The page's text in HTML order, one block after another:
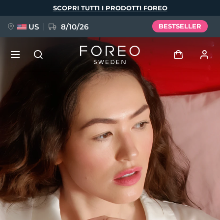
SCOPRI TUTTI I PRODOTTI FOREO
US 8/10/26 BESTSELLER
Accedi
Profilo utente
I miei dispositivi
I miei ordini
I miei indirizzi
I miei abbonamenti
FAQ™ Pure Beauty-Tech Elixir
BREAKING NEWS
issa™ Teeth Whitening Set
Lingua
English Deutsch
Español
Français
Português
Polski
Svenska
Русский
Türkçe
简体中文 繁體中文